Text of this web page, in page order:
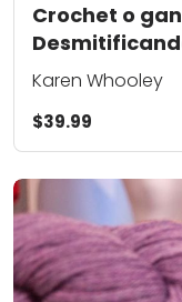
Crochet o
Karen Whooley
$39.99